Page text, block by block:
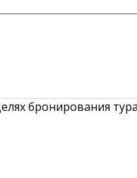
бронирования тура